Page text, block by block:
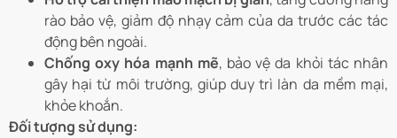
rào bảo vệ, giảm độ nhạy cảm của da trước các tác
động bên ngoài.
Chống oxy hóa mạnh mẽ, bảo vệ da khỏi tác nhân
gây hại từ môi trường, giúp duy trì làn da mềm mại,
khỏe khoắn.
Đối tượng sử dụng: